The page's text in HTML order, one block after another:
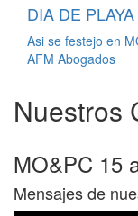
DIA DE PLAYA
Asi se festejo en
AFM Abogados
Nuestros
MO&PC 15
Mensajes de